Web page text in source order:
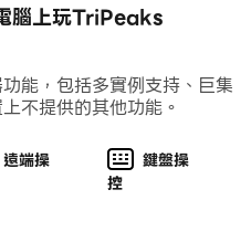
遊戲嗎？這無疑是您手中
腦上玩TriPeaks
能，包括多實例支持、巨集
不提供的其他功能。
遠端操
鍵盤操
控